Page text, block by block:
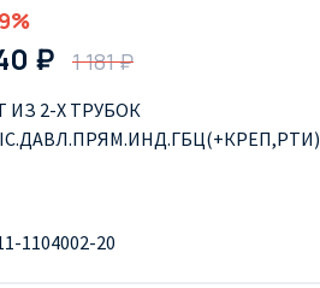
₽ 1 181 ₽
ИЗ 2-Х ТРУБОК
1104002-20